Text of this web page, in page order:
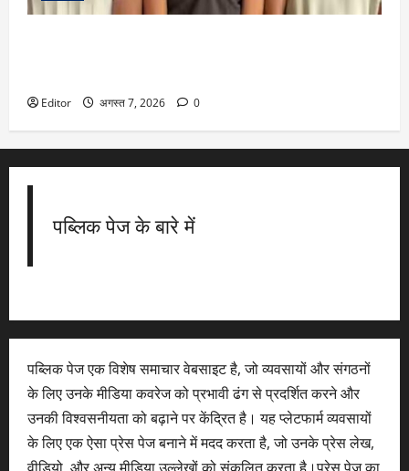
Editor अगस्त 7, 2026 0
पब्लिक पेज के बारे में
पब्लिक पेज एक विशेष समाचार वेबसाइट है, जो व्यवसायों और संगठनों
के लिए उनके मीडिया कवरेज को प्रभावी ढंग से प्रदर्शित करने और
उनकी विश्वसनीयता को बढ़ाने पर केंद्रित है। यह प्लेटफार्म व्यवसायों
के लिए एक ऐसा प्रेस पेज बनाने में मदद करता है, जो उनके प्रेस लेख,